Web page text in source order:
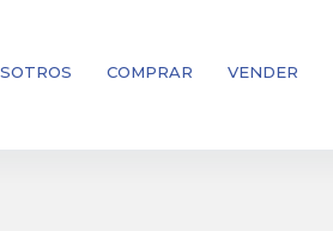
COMPRAR VENDER